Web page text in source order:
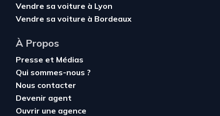
Vendre sa voiture à Lyon
Vendre sa voiture à Bordeaux
À Propos
Presse et Médias
Qui sommes-nous ?
Nous contacter
Devenir agent
Ouvrir une agence